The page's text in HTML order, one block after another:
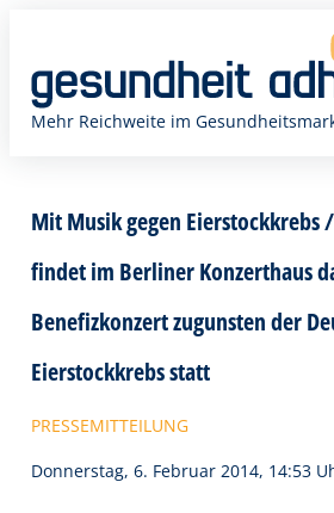
springen
Mehr Reichweite im
Mit Musik gegen Eierstockkrebs
findet im Berliner Konzerthaus
Benefizkonzert zugunsten der
Eierstockkrebs statt
PRESSEMITTEILUNG
Donnerstag, 6. Februar 2014, 14:53